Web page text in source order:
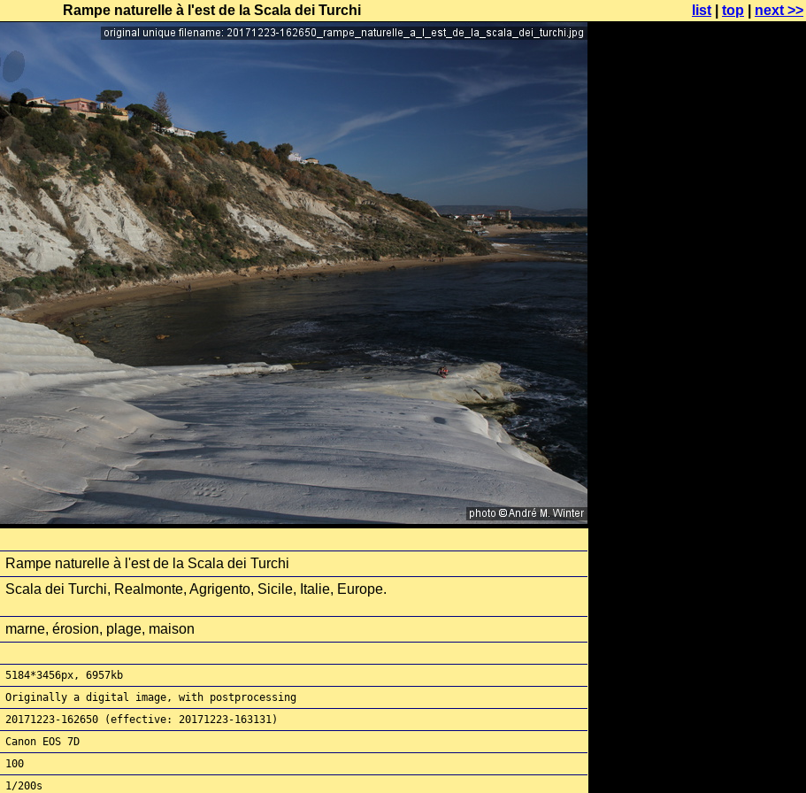
Rampe naturelle à l'est de la Scala dei Turchi list top next >>
Rampe naturelle à l'est de la Scala dei Turchi
Scala dei Turchi, Realmonte, Agrigento, Sicile, Italie, Europe.
marne, érosion, plage, maison
5184*3456px, 6957kb
Originally a digital image, with postprocessing
20171223-162650 (effective: 20171223-163131)
Canon EOS 7D
100
1/200s